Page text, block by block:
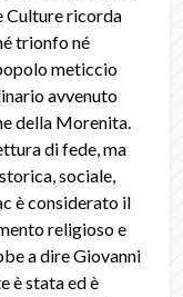
Culture ricorda
trionfo né
meticcio
avvenuto
della Morenita.
di fede, ma
sociale,
è considerato il
religioso e
a dire Giovanni
è stata ed è